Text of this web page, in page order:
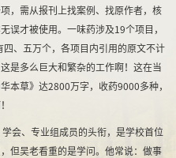
，需从报刊上找案例、找原作者，核
误才被使用。一味药涉及19个项目，
、五万个，各项目内引用的原文不计
是多么巨大和繁杂的工作啊！这在当
本草》达2800万字，收药9000多种，
会、专业组成员的头衔，是学校首位
但吴老看重的是学问。他常说：做事